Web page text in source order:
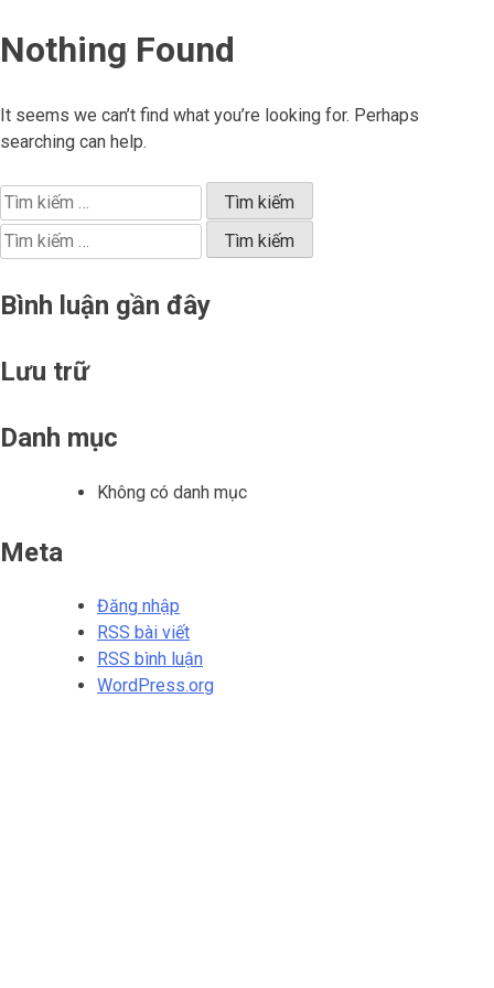
Skip
to
Nothing Found
It seems we can’t find what you’re looking for. Perhaps
searching can help.
Tìm
kiếm
cho:
Tìm
kiếm
Bình luận gần đây
Lưu trữ
Danh mục
Không có danh mục
Meta
Đăng nhập
RSS bài viết
RSS bình luận
WordPress.org